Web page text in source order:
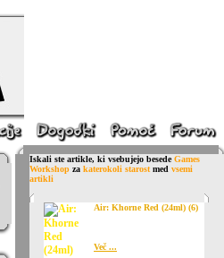
Iskali ste artikle, ki vsebujejo besedeGames
Workshop za katerokoli starost med vsemi
artikli
Air: Khorne Red (24ml) (6)
Več ...